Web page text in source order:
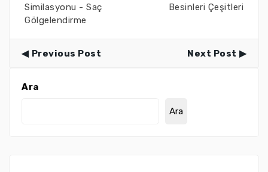
Similasyonu - Saç
Gölgelendirme
Besinleri Çeşitleri
Previous Post Next Post
Ara
Ara